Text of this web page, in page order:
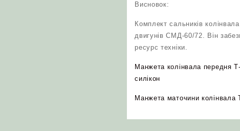
Висновок:
Комплект сальників
двигунів СМД‑60/72. Він
ресурс техніки.
Манжета колінвала передня
силікон
Манжета маточини колінвала